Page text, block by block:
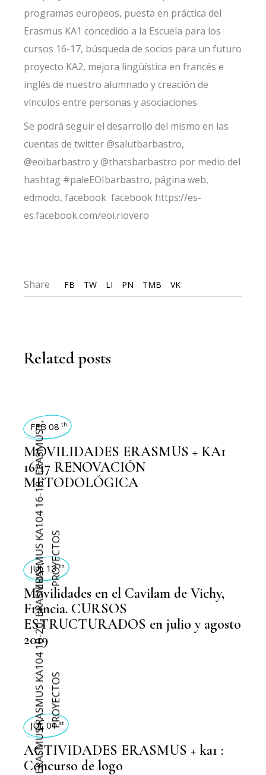
programas europeos, puesta en práctica del
Erasmus KA1 concedido a la Escuela para los
cursos 16-17, búsqueda de socios para un futuro
proyecto KA2, mejora lingüística en francés e
inglés de nuestro alumnado y creación de
vínculos entre personas y asociaciones
Se podrá seguir el desarrollo del mismo en las
cuentas de twitter @salutbarbastro,
@eoibarbastro y @thatsbarbastro por medio del
hashtag #paleEOIbarbastro, página web,
edmodo, facebook facebook https://es-
es.facebook.com/eoi.riovero
Share FB TW LI PN TMB VK
Related posts
ERASMUS KA104 16-18
,
ERASMUS+
,
PROYECTOS
FEB 08 th
MOVILIDADES ERASMUS + KA1
16/17 RENOVACIÓN
METODOLÓGICA
ERASMUS KA104 18-20
,
ERASMUS+
,
PROYECTOS
JUL 13 th
Movilidades en el Cavilam de Vichy,
Francia. CURSOS
ESTRUCTURADOS en julio y agosto
2019
ERASMUS+
,
JUL 01 st
ACTIVIDADES ERASMUS + ka1 :
Concurso de logo